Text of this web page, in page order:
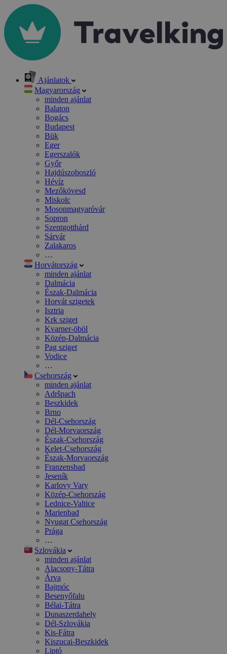
Ajánlatok
Magyarország
minden ajánlat
Balaton
Bogács
Budapest
Bük
Eger
Egerszalók
Győr
Hajdúszoboszló
Hévíz
Mezőkövesd
Miskolc
Mosonmagyaróvár
Sopron
Szentgotthárd
Sárvár
Zalakaros
…
Horvátország
minden ajánlat
Dalmácia
Észak-Dalmácia
Horvát szigetek
Isztria
Krk sziget
Kvarner-öböl
Közép-Dalmácia
Pag sziget
Vodice
…
Csehország
minden ajánlat
Adršpach
Beszkidek
Brno
Dél-Csehország
Dél-Morvaország
Észak-Csehország
Kelet-Csehország
Észak-Morvaország
Franzensbad
Jeseník
Karlovy Vary
Közép-Csehország
Lednice-Valtice
Marienbad
Nyugat Csehország
Prága
…
Szlovákia
minden ajánlat
Alacsony-Tátra
Árva
Bajmóc
Besenyőfalu
Bélai-Tátra
Dunaszerdahely
Dél-Szlovákia
Kis-Fátra
Kiszucai-Beszkidek
Liptó